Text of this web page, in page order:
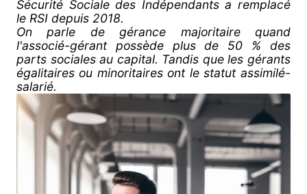
Sécurité Sociale des Indépendants a remplacé
le RSI depuis 2018.
On parle de gérance majoritaire quand
l'associé-gérant possède plus de 50 % des
parts sociales au capital. Tandis que les gérants
égalitaires ou minoritaires ont le statut assimilé-
salarié.